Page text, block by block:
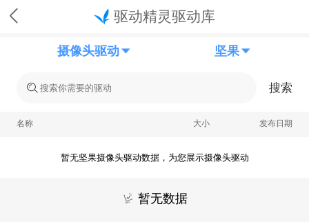
驱动精灵驱动库
摄像头驱动 坚果
搜索
名称 大小 发布日期
暂无坚果摄像头驱动数据，为您展示摄像头驱动
暂无数据